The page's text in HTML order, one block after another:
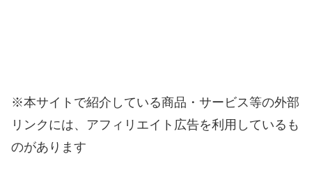
※本サイトで紹介している商品・サービス等の外部
リンクには、アフィリエイト広告を利用しているも
のがあります